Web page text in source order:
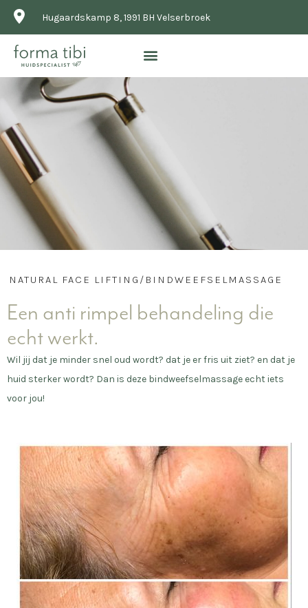
Hugaardskamp 8, 1991 BH Velserbroek
NATURAL FACE LIFTING/BINDWEEFSELMASSAGE
Een anti rimpel behandeling die
echt werkt.
Wil jij dat je minder snel oud wordt? dat je er fris uit ziet? en dat je
huid sterker wordt? Dan is deze bindweefselmassage echt iets
voor jou!